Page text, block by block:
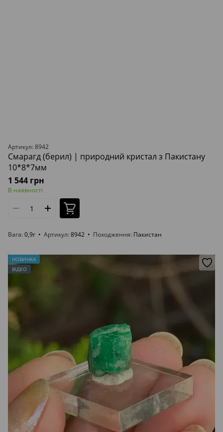
Артикул: 8942
Смарагд (берил) | природний кристал з Пакистану
10*8*7мм
1 544 грн
В наявності
Вага 0,9г Артикул 8942 Походження Пакистан
НОВИНКА
ВІДЕО